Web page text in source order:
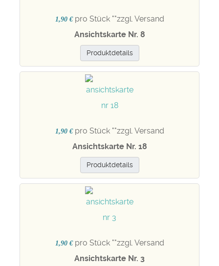
1,90 € pro Stück ""zzgl. Versand
Ansichtskarte Nr. 8
Produktdetails
1,90 € pro Stück ""zzgl. Versand
Ansichtskarte Nr. 18
Produktdetails
1,90 € pro Stück ""zzgl. Versand
Ansichtskarte Nr. 3